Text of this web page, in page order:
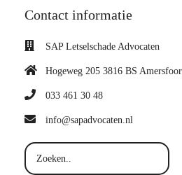
Contact informatie
SAP Letselschade Advocaten
Hogeweg 205 3816 BS
033 461 30 48
info@sapadvocaten.nl